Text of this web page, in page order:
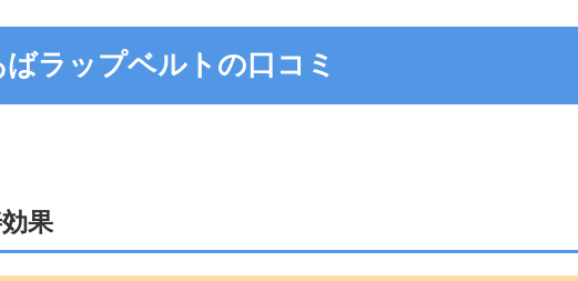
ラップベルトの口コミ
果